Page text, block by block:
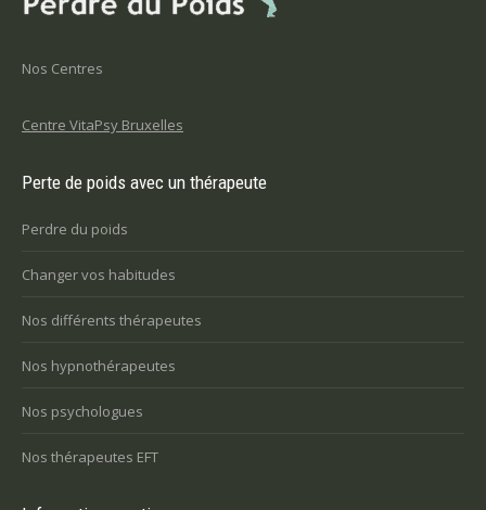
Nos Centres
Centre VitaPsy Bruxelles
Perte de poids avec un thérapeute
Perdre du poids
Changer vos habitudes
Nos différents thérapeutes
Nos hypnothérapeutes
Nos psychologues
Nos thérapeutes EFT